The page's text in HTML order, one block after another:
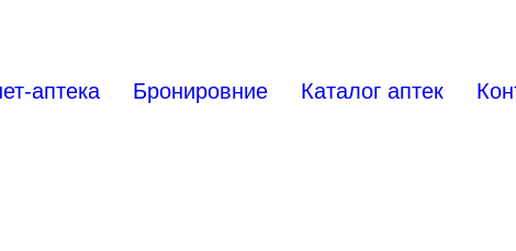
аптека Бронировние Каталог аптек